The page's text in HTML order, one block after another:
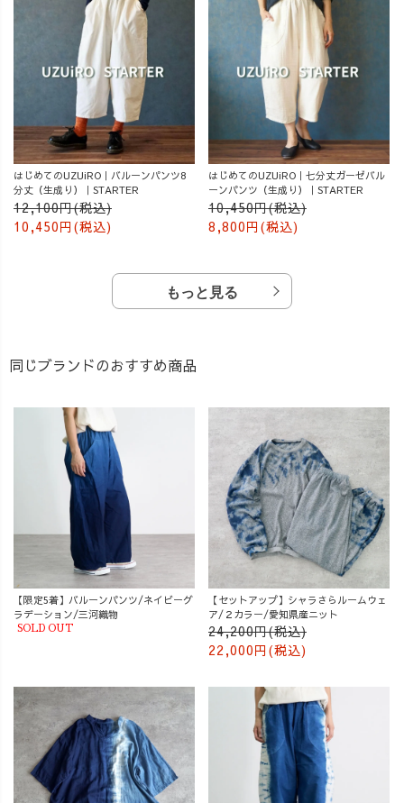
はじめてのUZUiRO｜バルーンパンツ8
分丈（生成り）｜STARTER
12,100円(税込)
10,450円(税込)
はじめてのUZUiRO｜七分丈ガーゼバル
ーンパンツ（生成り）｜STARTER
10,450円(税込)
8,800円(税込)
もっと見る
同じブランドのおすすめ商品
【限定5着】バルーンパンツ/ネイビーグ
ラデーション/三河織物
SOLD OUT
【セットアップ】シャラさらルームウェ
ア/２カラー/愛知県産ニット
24,200円(税込)
22,000円(税込)